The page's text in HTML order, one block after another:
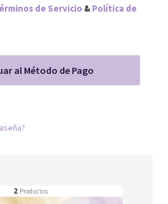
de Servicio & Política de
2 Productos